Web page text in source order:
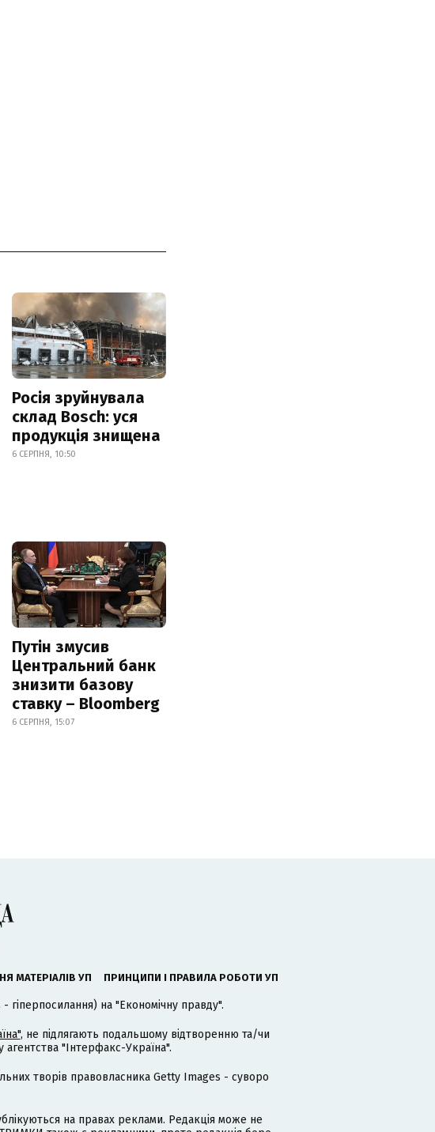
Росія зруйнувала
склад Bosch: уся
продукція знищена
6 СЕРПНЯ, 10:50
Путін змусив
Центральний банк
знизити базову
ставку – Bloomberg
6 СЕРПНЯ, 15:07
МАТЕРІАЛІВ УП ПРИНЦИПИ І ПРАВИЛА РОБОТИ УП
гіперпосилання) на "Економічну правду".
, не підлягають подальшому відтворенню та/чи
"Інтерфакс-Україна".
творів правовласника Getty Images - суворо
на правах реклами. Редакція може не